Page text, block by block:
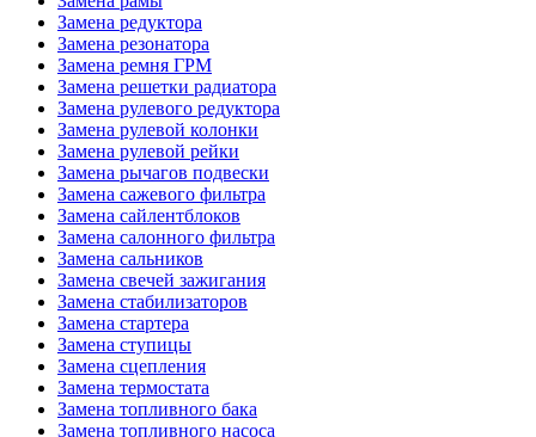
Замена редуктора
Замена резонатора
Замена ремня ГРМ
Замена решетки радиатора
Замена рулевого редуктора
Замена рулевой колонки
Замена рулевой рейки
Замена рычагов подвески
Замена сажевого фильтра
Замена сайлентблоков
Замена салонного фильтра
Замена сальников
Замена свечей зажигания
Замена стабилизаторов
Замена стартера
Замена ступицы
Замена сцепления
Замена термостата
Замена топливного бака
Замена топливного насоса